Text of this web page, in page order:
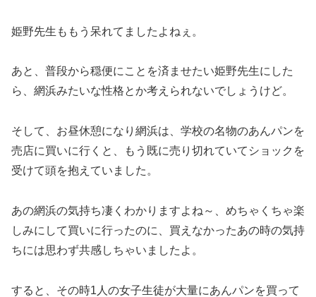
姫野先生ももう呆れてましたよねぇ。
あと、普段から穏便にことを済ませたい姫野先生にした
ら、網浜みたいな性格とか考えられないでしょうけど。
そして、お昼休憩になり網浜は、学校の名物のあんパンを
売店に買いに行くと、もう既に売り切れていてショックを
受けて頭を抱えていました。
あの網浜の気持ち凄くわかりますよね～、めちゃくちゃ楽
しみにして買いに行ったのに、買えなかったあの時の気持
ちには思わず共感しちゃいましたよ。
すると、その時1人の女子生徒が大量にあんパンを買って